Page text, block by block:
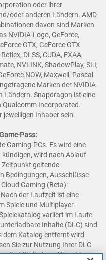
oder ihrer
oder anderen Ländern. AMD
davon sind Marken
NVIDIA-Logo, GeForce,
GTX, GeForce GTX
DLSS, CUDA, FXAA,
NVLINK, ShadowPlay, SLI,
NOW, Maxwell, Pascal
Marken der NVIDIA
Ländern. Snapdragon ist eine
Qualcomm Incorporated.
jeweiligen Inhaber sein.
Pass:
Gaming-PCs. Es wird eine
kündigen, wird nach Ablauf
Zeitpunkt geltende
Bedingungen, Ausschlüsse
Gaming (Beta):
der Laufzeit ist eine
Spiele und Multiplayer-
variiert im Laufe
Inhalte (DLC) sind
dem Katalog entfernt wird
Sie zur Nutzung Ihrer DLC
Mitglied von Xbox Live